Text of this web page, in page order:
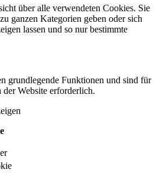
über alle verwendeten Cookies. Sie
ganzen Kategorien geben oder sich
lassen und so nur bestimmte
grundlegende Funktionen und sind für
Website erforderlich.